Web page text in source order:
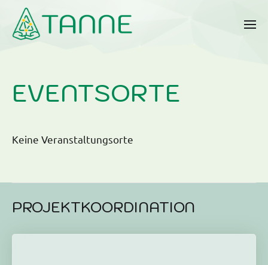
EVENTSORTE
Keine Veranstaltungsorte
PROJEKTKOORDINATION